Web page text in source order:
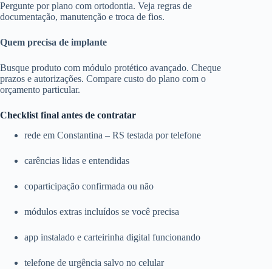
Pergunte por plano com ortodontia. Veja regras de
documentação, manutenção e troca de fios.
Quem precisa de implante
Busque produto com módulo protético avançado. Cheque
prazos e autorizações. Compare custo do plano com o
orçamento particular.
Checklist final antes de contratar
rede em Constantina – RS testada por telefone
carências lidas e entendidas
coparticipação confirmada ou não
módulos extras incluídos se você precisa
app instalado e carteirinha digital funcionando
telefone de urgência salvo no celular